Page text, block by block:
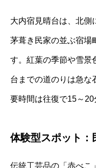
大内宿見晴台は、北側
茅葺き民家の並ぶ宿場
す。紅葉の季節や雪景
台までの道のりは急な
要時間は往復で15～20
体験型スポット：
伝統工芸品の「赤べこ